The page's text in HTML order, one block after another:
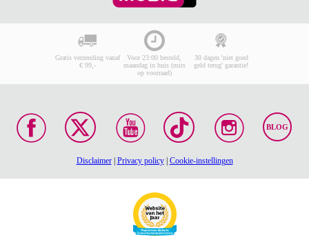
Gratis verzending vanaf
€ 99,-
Voor 23:00 besteld,
maandag in huis (mits
op voorraad)
30 dagen 'niet goed
geld terug' garantie!
BLOG
Disclaimer| Privacy policy| Cookie-instellingen